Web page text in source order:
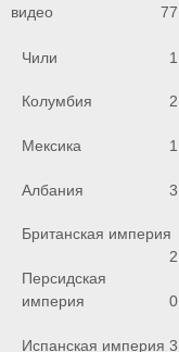
видео
77
Чили 1
Колумбия 2
Мексика 1
Албания 3
Британская империя
2
Персидская
империя
0
Испанская империя 3